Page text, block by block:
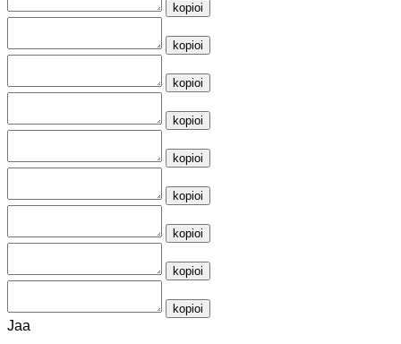
kopioi
kopioi
kopioi
kopioi
kopioi
kopioi
kopioi
kopioi
kopioi
Jaa